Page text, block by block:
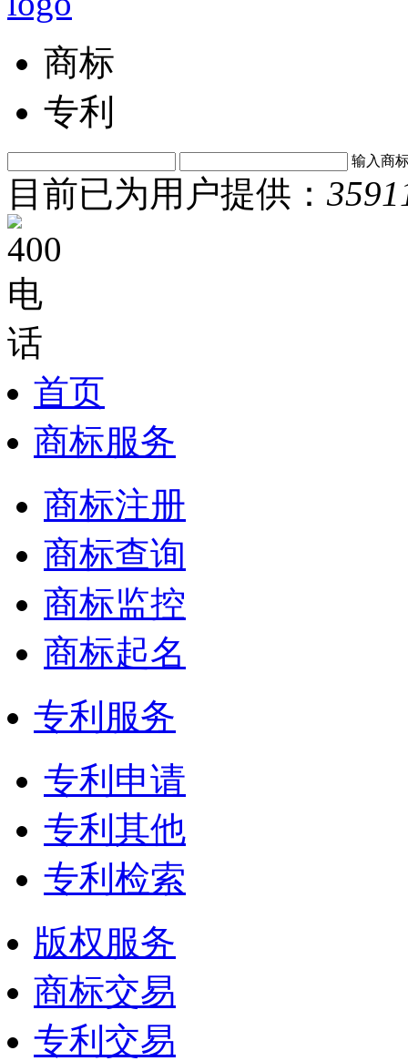
商标
专利
输入商
目前已为用户提供：
首页
商标服务
商标注册
商标查询
商标监控
商标起名
专利服务
专利申请
专利其他
专利检索
版权服务
商标交易
专利交易